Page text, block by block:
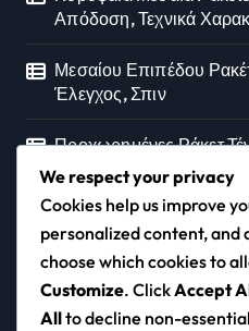
Απόδοση, Τεχνικά
Μεσαίου Επιπέδου
Έλεγχος, Σπιν
Προχωρημένες Ράκετ
Μέγεθος Λαβής, Σχεδίαση
We respect your privacy
Cookies help us improve
personalized content, and
choose which cookies to
Customize. ClickAccept
Allto decline non-